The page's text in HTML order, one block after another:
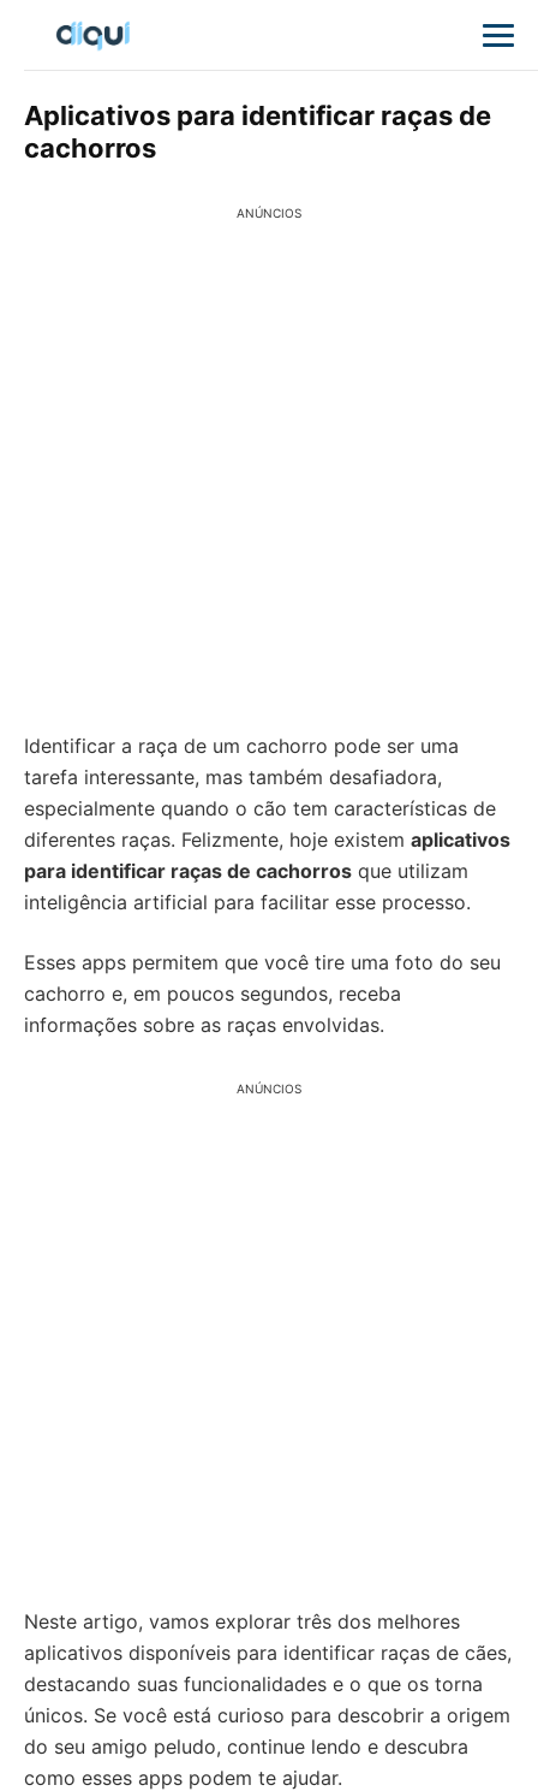
Aplicativos para identificar raças de
cachorros
ANÚNCIOS
Identificar a raça de um cachorro pode ser uma
tarefa interessante, mas também desafiadora,
especialmente quando o cão tem características de
diferentes raças. Felizmente, hoje existem aplicativos
para identificar raças de cachorros que utilizam
inteligência artificial para facilitar esse processo.
Esses apps permitem que você tire uma foto do seu
cachorro e, em poucos segundos, receba
informações sobre as raças envolvidas.
ANÚNCIOS
Neste artigo, vamos explorar três dos melhores
aplicativos disponíveis para identificar raças de cães,
destacando suas funcionalidades e o que os torna
únicos. Se você está curioso para descobrir a origem
do seu amigo peludo, continue lendo e descubra
como esses apps podem te ajudar.